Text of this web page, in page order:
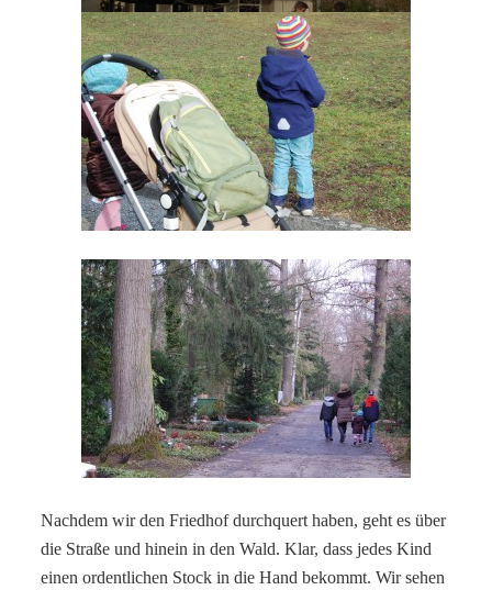
Nachdem wir den Friedhof durchquert haben, geht es über
die Straße und hinein in den Wald. Klar, dass jedes Kind
einen ordentlichen Stock in die Hand bekommt. Wir sehen